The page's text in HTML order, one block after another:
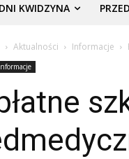
DNI KWIDZYNA
Aktualności Informacje